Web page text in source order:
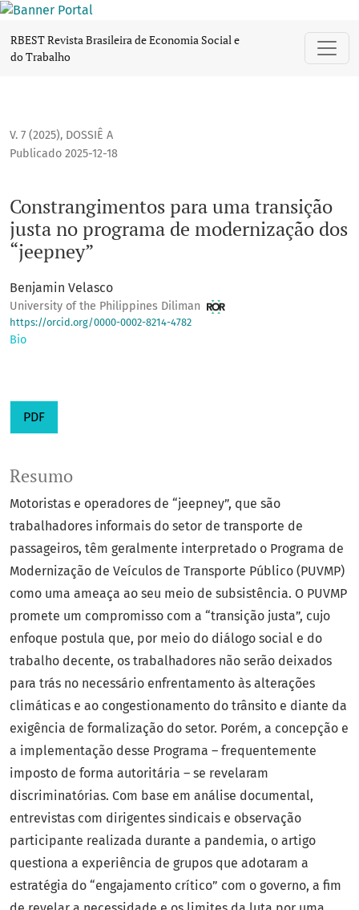
RBEST Revista Brasileira de Economia Social e
do Trabalho
V. 7 (2025), DOSSIÊ A
Constrangimentos para uma transição
justa no programa de modernização dos
“jeepney”
Publicado 2025-12-18
Benjamin Velasco
University of the Philippines Diliman
https://orcid.org/0000-0002-8214-4782
Bio
PDF
Resumo
Motoristas e operadores de “jeepney”, que são
trabalhadores informais do setor de transporte de
passageiros, têm geralmente interpretado o Programa de
Modernização de Veículos de Transporte Público (PUVMP)
como uma ameaça ao seu meio de subsistência. O PUVMP
promete um compromisso com a “transição justa”, cujo
enfoque postula que, por meio do diálogo social e do
trabalho decente, os trabalhadores não serão deixados
para trás no necessário enfrentamento às alterações
climáticas e ao congestionamento do trânsito e diante da
exigência de formalização do setor. Porém, a concepção e
a implementação desse Programa – frequentemente
imposto de forma autoritária – se revelaram
discriminatórias. Com base em análise documental,
entrevistas com dirigentes sindicais e observação
participante realizada durante a pandemia, o artigo
questiona a experiência de grupos que adotaram a
estratégia do “engajamento crítico” com o governo, a fim